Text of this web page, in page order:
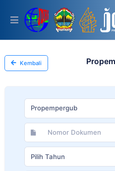
This
includes
accessibility
system.
Kembali
Propempergub
Pilih Tahun